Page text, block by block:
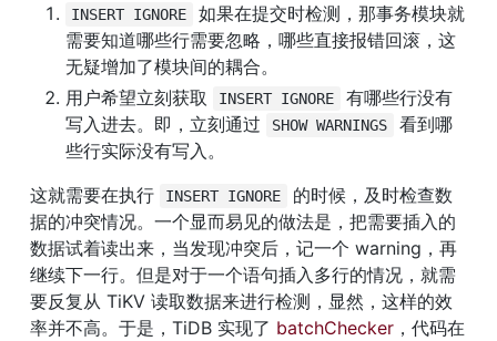
INSERT IGNORE
如果在提交时检测，那事务模块就
需要知道哪些行需要忽略，哪些直接报错回滚，这
无疑增加了模块间的耦合。
用户希望立刻获取
INSERT IGNORE
有哪些行没有
写入进去。即，立刻通过
SHOW WARNINGS
看到哪
些行实际没有写入。
这就需要在执行
INSERT IGNORE
的时候，及时检查数
据的冲突情况。一个显而易见的做法是，把需要插入的
数据试着读出来，当发现冲突后，记一个 warning，再
继续下一行。但是对于一个语句插入多行的情况，就需
要反复从 TiKV 读取数据来进行检测，显然，这样的效
率并不高。于是，TiDB 实现了 batchChecker